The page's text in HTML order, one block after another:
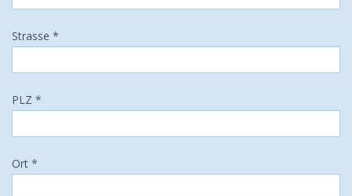
Strasse *
PLZ *
Ort *